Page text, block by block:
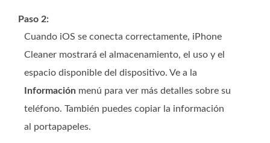
Paso 2:
Cuando iOS se conecta correctamente, iPhone
Cleaner mostrará el almacenamiento, el uso y el
espacio disponible del dispositivo. Ve a la
Información menú para ver más detalles sobre su
teléfono. También puedes copiar la información
al portapapeles.